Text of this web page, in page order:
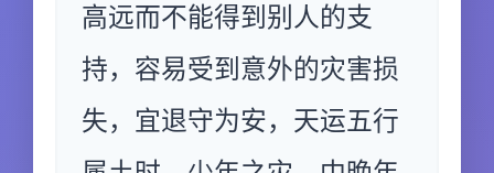
高远而不能得到别人的支
持，容易受到意外的灾害损
失，宜退守为安，天运五行